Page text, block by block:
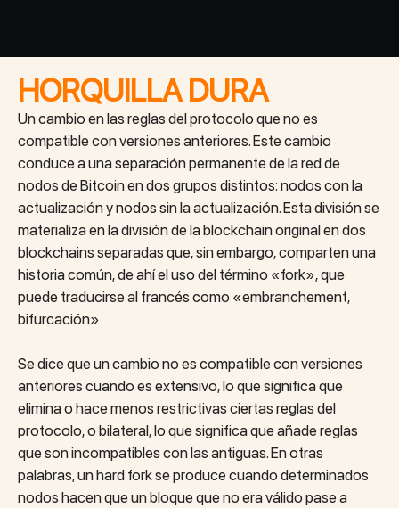
HORQUILLA DURA
Un cambio en las reglas del protocolo que no es
compatible con versiones anteriores. Este cambio
conduce a una separación permanente de la red de
nodos de Bitcoin en dos grupos distintos: nodos con la
actualización y nodos sin la actualización. Esta división se
materializa en la división de la blockchain original en dos
blockchains separadas que, sin embargo, comparten una
historia común, de ahí el uso del término «fork», que
puede traducirse al francés como «embranchement,
bifurcación»
Se dice que un cambio no es compatible con versiones
anteriores cuando es extensivo, lo que significa que
elimina o hace menos restrictivas ciertas reglas del
protocolo, o bilateral, lo que significa que añade reglas
que son incompatibles con las antiguas. En otras
palabras, un hard fork se produce cuando determinados
nodos hacen que un bloque que no era válido pase a